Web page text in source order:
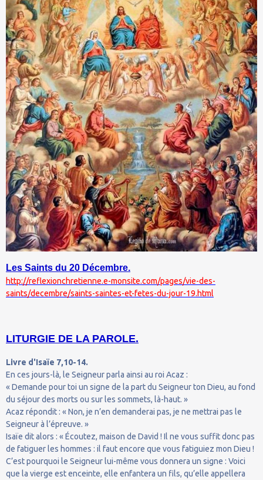
Les Saints du 20 Décembre.
http://reflexionchretienne.e-monsite.com/pages/vie-des-
saints/decembre/saints-saintes-et-fetes-du-jour-19.html
LITURGIE DE LA PAROLE.
Livre d'Isaïe 7,10-14.
En ces jours-là, le Seigneur parla ainsi au roi Acaz :
« Demande pour toi un signe de la part du Seigneur ton Dieu, au fond
du séjour des morts ou sur les sommets, là-haut. »
Acaz répondit : « Non, je n’en demanderai pas, je ne mettrai pas le
Seigneur à l’épreuve. »
Isaïe dit alors : « Écoutez, maison de David ! Il ne vous suffit donc pas
de fatiguer les hommes : il faut encore que vous fatiguiez mon Dieu !
C’est pourquoi le Seigneur lui-même vous donnera un signe : Voici
que la vierge est enceinte, elle enfantera un fils, qu’elle appellera